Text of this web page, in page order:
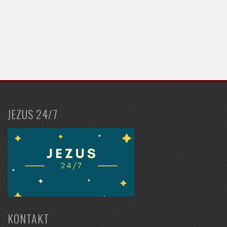
JEZUS 24/7
KONTAKT